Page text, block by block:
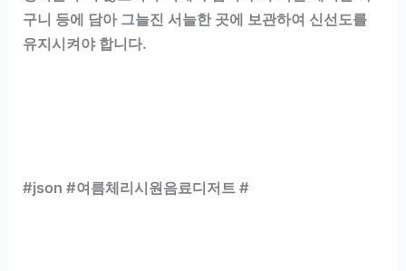
구니 등에 담아 그늘진 서늘한 곳에 보관하여 신선도를
유지시켜야 합니다.
#json #여름체리시원음료디저트 #